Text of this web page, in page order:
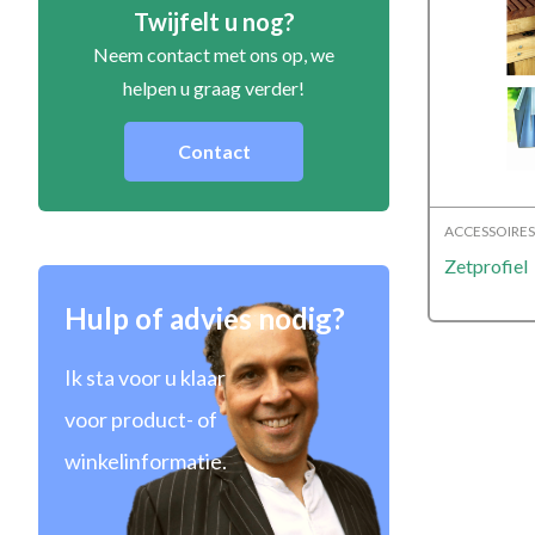
Twijfelt u nog?
Neem contact met ons op, we
helpen u graag verder!
Contact
Hulp of advies nodig?
Ik sta voor u klaar
voor product- of
winkelinformatie.
ACCESSOIRES
Zetprofiel